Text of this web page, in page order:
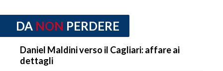
DA NON PERDERE
Daniel Maldini verso il Cagliari: affare ai
dettagli